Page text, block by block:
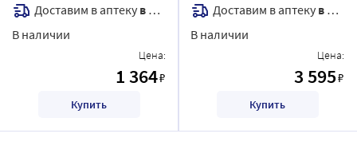
Доставим в аптеку в течение 7 дней
В наличии
Цена:
1 364₽
Купить
Доставим в аптеку в течение 7 дней
В наличии
Цена:
3 595₽
Купить